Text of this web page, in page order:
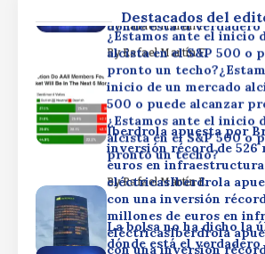
Destacados del
ByRafael Martín F.
bolsa no ha dicho la
dónde está el
ByRafael Martín F.
¿Estamos ante el inicio
alcista en el S&P 500 o
pronto un
inicio de un mercado
500 o puede alcanzar
¿Estamos ante el inicio
alcista en el S&P 500 o
pronto un techo?
ByRafael Martín F.
Iberdrola apuesta por
inversión récord de 526
euros en
eléctricasIberdrola
con una inversión
millones de euros en
eléctricasIberdrola
con una inversión
La bolsa no ha dicho la
dónde está el